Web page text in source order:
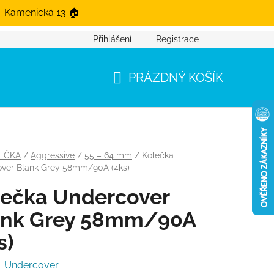
13 🏠
Přihlášení Registrace
PRÁZDNÝ KOŠÍK
/ Aggressive / 55 – 64 mm / Kolečka
Blank Grey 58mm/90A (4ks)
Undercover
Grey 58mm/90A
Undercover